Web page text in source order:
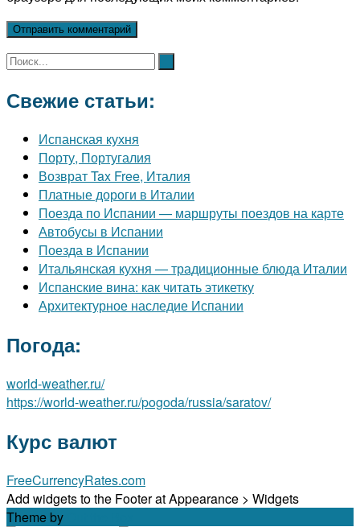
Свежие статьи:
Испанская кухня
Порту, Португалия
Возврат Tax Free, Италия
Платные дороги в Италии
Поезда по Испании — маршруты поездов на карте
Автобусы в Испании
Поезда в Испании
Итальянская кухня — традиционные блюда Италии
Испанские вина: как читать этикетку
Архитектурное наследие Испании
Погода:
world-weather.ru/
https://world-weather.ru/pogoda/russia/saratov/
Курс валют
FreeCurrencyRates.com
Add widgets to the Footer at Appearance > Widgets
Theme by